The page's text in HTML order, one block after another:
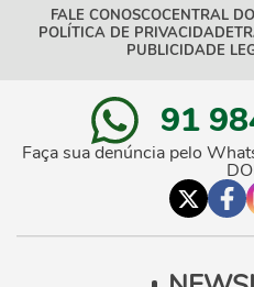
FALE CONOSCOCENTRAL
POLÍTICA DE PRIVACIDADE
PUBLICIDADE
91
Faça sua denúncia pelo